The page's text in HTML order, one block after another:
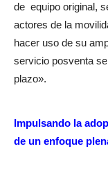
de equipo original,
actores de la
hacer uso de su
servicio posventa
plazo».
Impulsando la
de un enfoque